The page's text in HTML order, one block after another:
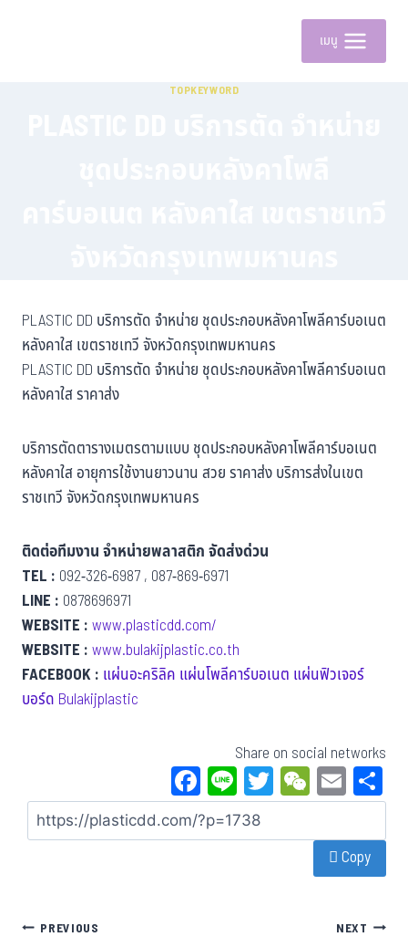
เมนู
TOPKEYWORD
PLASTIC DD บริการตัด จำหน่าย ชุดประกอบหลังคาโพลีคาร์บอเนต
หลังคาใส เขตราชเทวี จังหวัดกรุงเทพมหานคร
PLASTIC DD บริการตัด จำหน่าย ชุดประกอบหลังคาโพลีคาร์บอเนต
หลังคาใส ราคาส่ง
บริการตัดตารางเมตรตามแบบ ชุดประกอบหลังคาโพลีคาร์บอเนต
หลังคาใส อายุการใช้งานยาวนาน สวย ราคาส่ง บริการส่งในเขต
ราชเทวี จังหวัดกรุงเทพมหานคร
ติดต่อทีมงาน จำหน่ายพลาสติก จัดส่งด่วน
TEL : 092-326-6987 , 087-869-6971
LINE : 0878696971
WEBSITE :www.plasticdd.com/
WEBSITE :www.bulakijplastic.co.th
FACEBOOK : แผ่นอะคริลิค แผ่นโพลีคาร์บอเนต แผ่นฟิวเจอร์
บอร์ด Bulakijplastic
Share on social networks
Fa
ce
bo
Li
ne
T
wi
tt
W
eC
ha
t
E
m
ail
Copy
PREVIOUS NEXT